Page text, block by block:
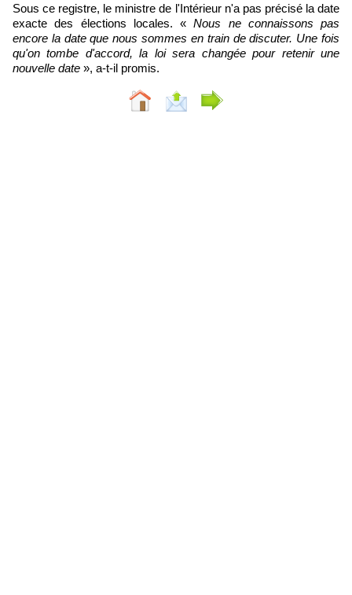
Sous ce registre, le ministre de l'Intérieur n'a pas précisé la date
exacte des élections locales. «Nous ne connaissons pas
encore la date que nous sommes en train de discuter. Une fois
qu'on tombe d'accord, la loi sera changée pour retenir une
nouvelle date », a-t-il promis.